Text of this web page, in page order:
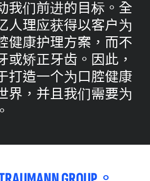
我们前进的目标。全
人理应获得以客户为
健康护理方案，而不
或矫正牙齿。因此，
打造一个为口腔健康
界，并且我们需要为